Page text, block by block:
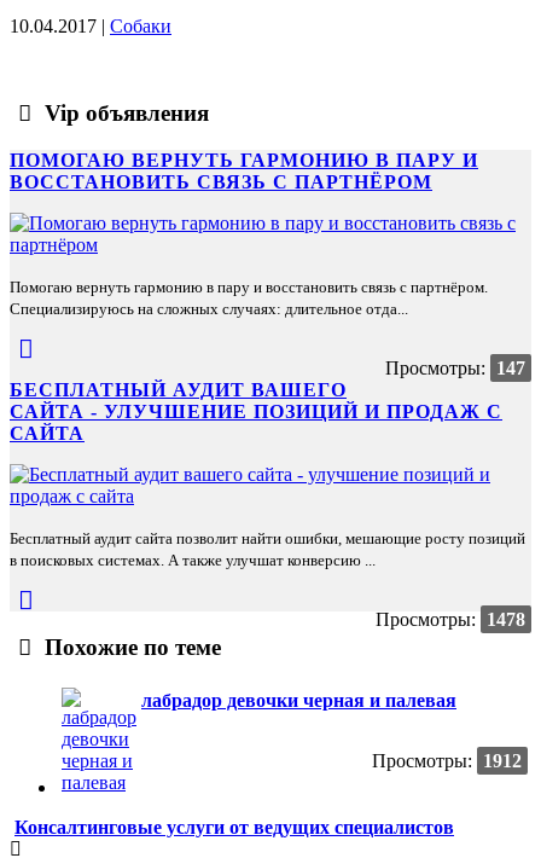
10.04.2017 | Собаки
Vip объявления
ПОМОГАЮ ВЕРНУТЬ ГАРМОНИЮ В ПАРУ И
ВОССТАНОВИТЬ СВЯЗЬ С ПАРТНЁРОМ
Помогаю вернуть гармонию в пару и восстановить связь с партнёром.
Специализируюсь на сложных случаях: длительное отда...
Просмотры:
147
БЕСПЛАТНЫЙ АУДИТ ВАШЕГО
САЙТА - УЛУЧШЕНИЕ ПОЗИЦИЙ И ПРОДАЖ С
САЙТА
Бесплатный аудит сайта позволит найти ошибки, мешающие росту позиций
в поисковых системах. А также улучшат конверсию ...
Просмотры: 1478
Похожие по теме
лабрадор девочки черная и палевая
Просмотры: 1912
Консалтинговые услуги от ведущих специалистов